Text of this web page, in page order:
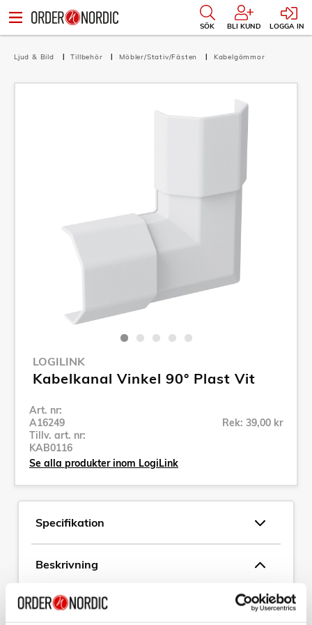
SÖK BLI KUND LOGGA IN
Ljud & Bild Tillbehör Möbler/Stativ/Fästen Kabelgömmor
LOGILINK
Kabelkanal Vinkel 90° Plast Vit
Art. nr:
A16249
Tillv. art. nr:
KAB0116
Rek: 39,00 kr
Se alla produkter inom LogiLink
Specifikation
Beskrivning
Art. nr:A16249